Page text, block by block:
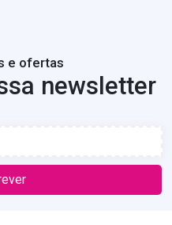
e ofertas
newsletter